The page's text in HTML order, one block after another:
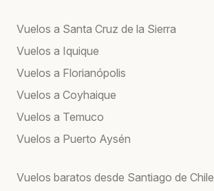
Vuelos a Santa Cruz de la Sierra
Vuelos a Iquique
Vuelos a Florianópolis
Vuelos a Coyhaique
Vuelos a Temuco
Vuelos a Puerto Aysén
Vuelos baratos desde Santiago de Chile